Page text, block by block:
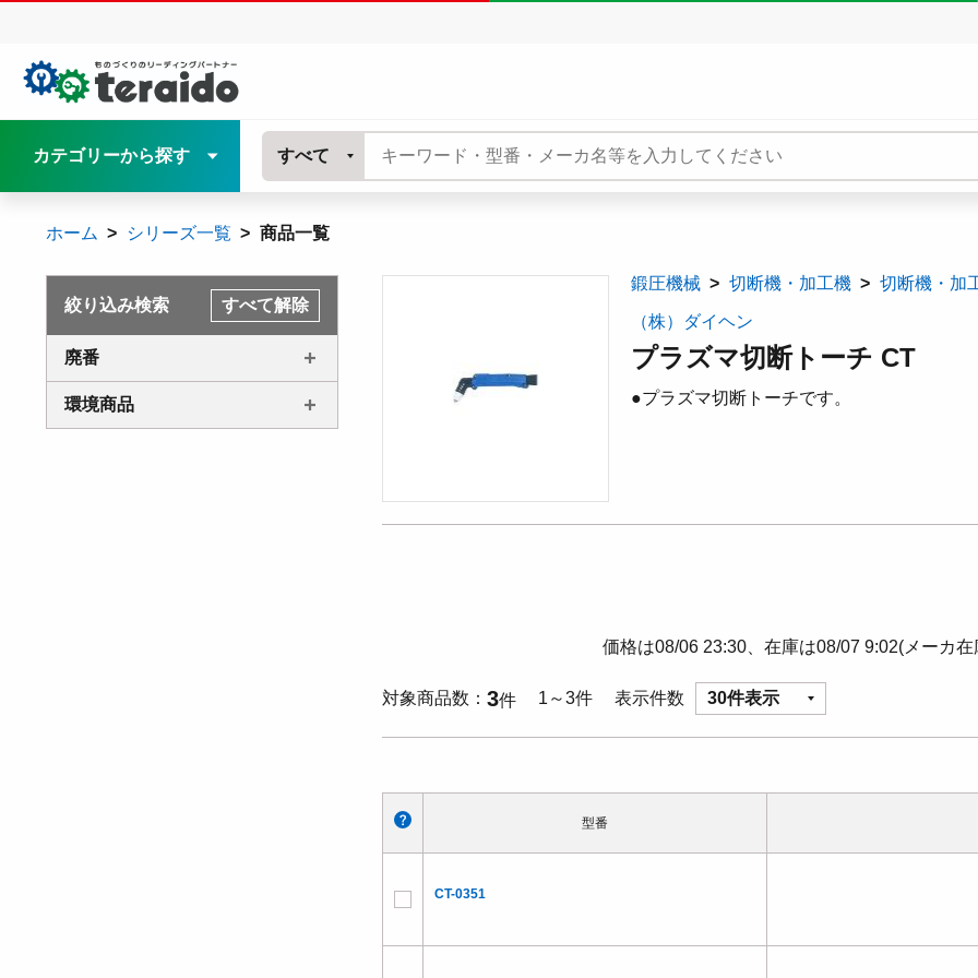
カテゴリーから探す すべて
ホーム シリーズ一覧 商品一覧
絞り込み検索 すべて解除
廃番
環境商品
鍛圧機械 切断機・加工機 切断機・加
（株）ダイヘン
プラズマ切断トーチ CT
●プラズマ切断トーチです。
価格は08/06 23:30、在庫は08/07 9:02(メーカ
対象商品数 3件 1～3件 表示件数 30件表示
型番
CT-0351